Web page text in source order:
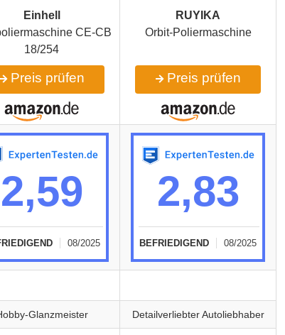
Einhell
RUYIKA
CE-CB
18/254
Orbit-Poliermaschine
Preis prüfen Preis prüfen
2,59
08/2025
2,83
BEFRIEDIGEND 08/2025
Glanzmeister Detailverliebter Autoliebhaber